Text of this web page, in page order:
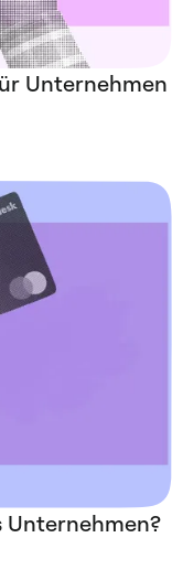
Unternehmen